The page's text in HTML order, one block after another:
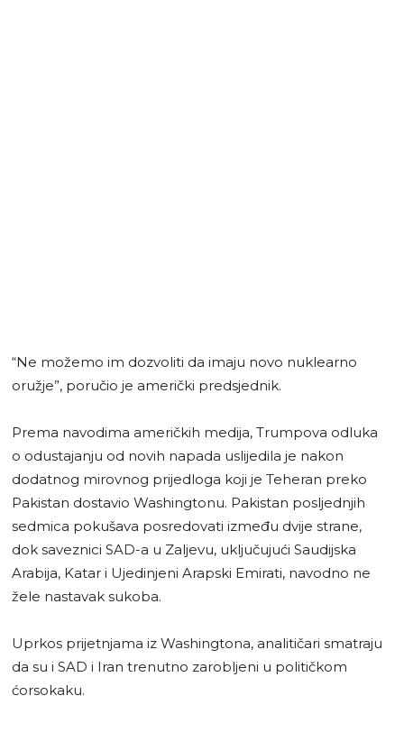
“Ne možemo im dozvoliti da imaju novo nuklearno
oružje”, poručio je američki predsjednik.
Prema navodima američkih medija, Trumpova odluka
o odustajanju od novih napada uslijedila je nakon
dodatnog mirovnog prijedloga koji je Teheran preko
Pakistan dostavio Washingtonu. Pakistan posljednjih
sedmica pokušava posredovati između dvije strane,
dok saveznici SAD-a u Zaljevu, uključujući Saudijska
Arabija, Katar i Ujedinjeni Arapski Emirati, navodno ne
žele nastavak sukoba.
Uprkos prijetnjama iz Washingtona, analitičari smatraju
da su i SAD i Iran trenutno zarobljeni u političkom
ćorsokaku.